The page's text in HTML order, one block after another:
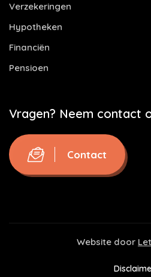
Verzekeringen
Hypotheken
Financiën
Pensioen
Vragen? Neem contact
Contact
Website door